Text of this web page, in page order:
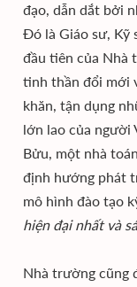
đạo, dẫn dắt bởi
Đó là Giáo sư, Kỹ
đầu tiên của Nhà
tinh thần đổi mới
khăn, tận dụng
lớn lao của người
Bửu, một nhà
định hướng phát
mô hình đào tạo
hiện đại nhất và
Nhà trường cũng